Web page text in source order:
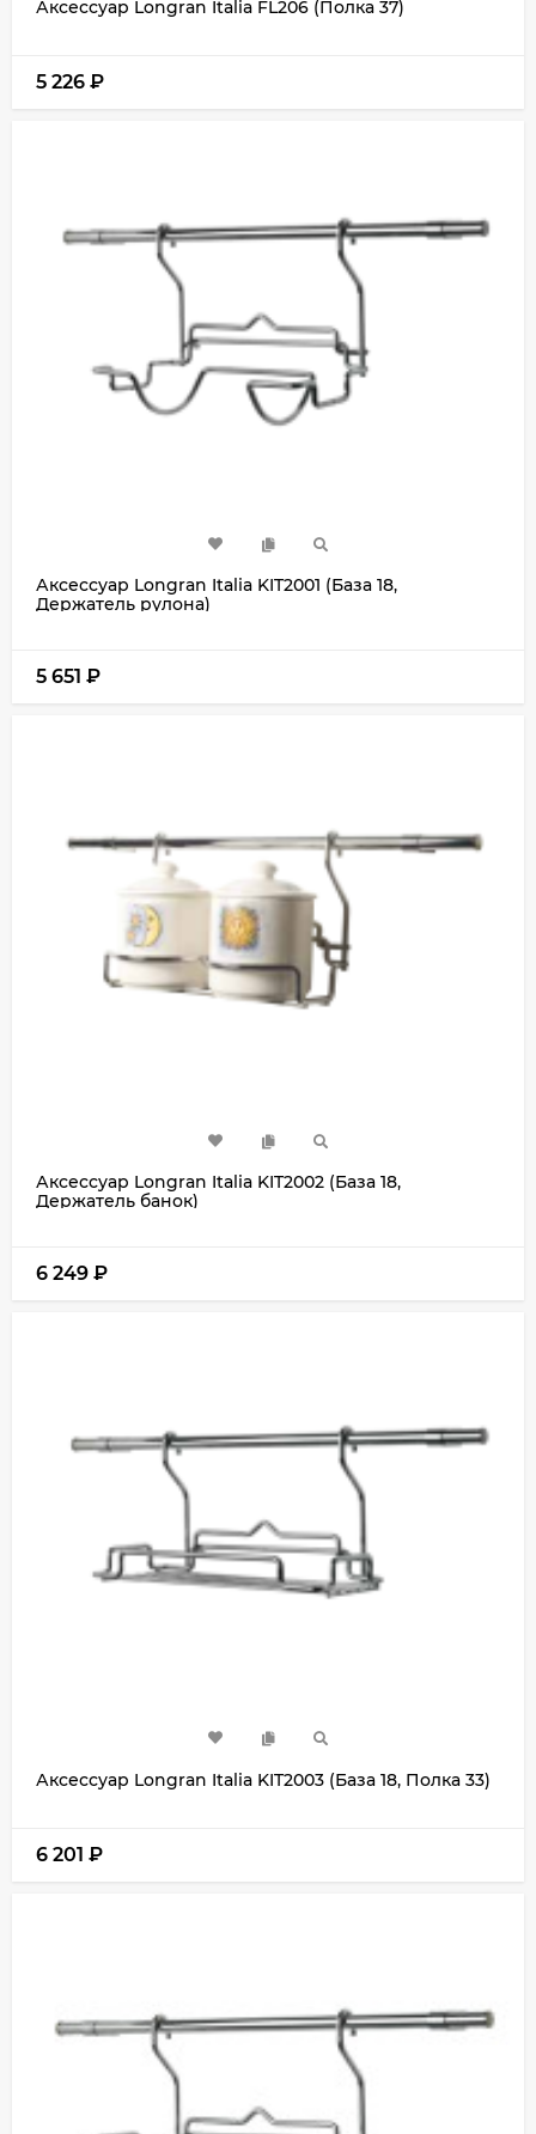
Аксессуар Longran Italia FL206 (Полка 37)
5 226 ₽
Аксессуар Longran Italia KIT2001 (База 18,
Держатель рулона)
5 651 ₽
Аксессуар Longran Italia KIT2002 (База 18,
Держатель банок)
6 249 ₽
Аксессуар Longran Italia KIT2003 (База 18, Полка 33)
6 201 ₽